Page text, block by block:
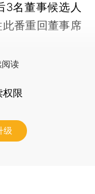
3名董事候选人
番重回董事席
阅读
权限
级